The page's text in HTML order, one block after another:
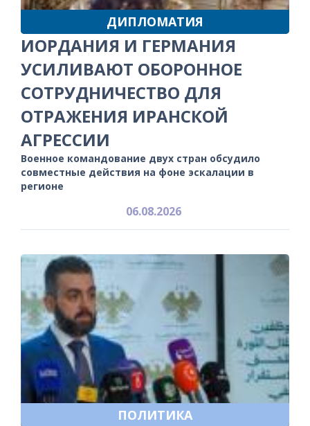
ДИПЛОМАТИЯ
ИОРДАНИЯ И ГЕРМАНИЯ
УСИЛИВАЮТ ОБОРОННОЕ
СОТРУДНИЧЕСТВО ДЛЯ
ОТРАЖЕНИЯ ИРАНСКОЙ
АГРЕССИИ
Военное командование двух стран обсудило
совместные действия на фоне эскалации в
регионе
06.08.2026
ПОЛИТИКА